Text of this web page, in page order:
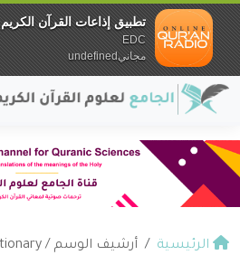
الرئيسية أرشيف الوسم / quran dictionary
تطبيق إذاعات القرآن الكريم
EDC
مجانيundefined